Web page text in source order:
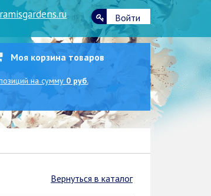
Войти
Моя корзина товаров
на сумму 0 руб.
Вернуться в каталог